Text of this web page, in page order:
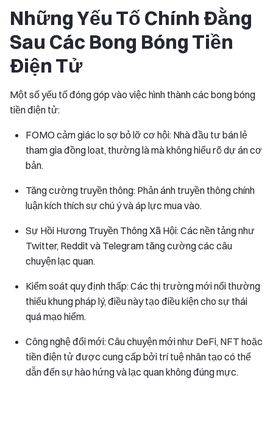
Những Yếu Tố Chính Đằng
Sau Các Bong Bóng Tiền
Điện Tử
Một số yếu tố đóng góp vào việc hình thành các bong bóng
tiền điện tử:
FOMO cảm giác lo sợ bỏ lỡ cơ hội: Nhà đầu tư bán lẻ
tham gia đồng loạt, thường là mà không hiểu rõ dự án cơ
bản.
Tăng cường truyền thông: Phản ánh truyền thông chính
luận kích thích sự chú ý và áp lực mua vào.
Sự Hồi Hương Truyền Thông Xã Hội: Các nền tảng như
Twitter, Reddit và Telegram tăng cường các câu
chuyện lạc quan.
Kiểm soát quy định thấp: Các thị trường mới nổi thường
thiếu khung pháp lý, điều này tạo điều kiện cho sự thái
quá mạo hiểm.
Công nghệ đổi mới: Câu chuyện mới như DeFi, NFT hoặc
tiền điện tử được cung cấp bởi trí tuệ nhân tạo có thể
dẫn đến sự hào hứng và lạc quan không đúng mực.